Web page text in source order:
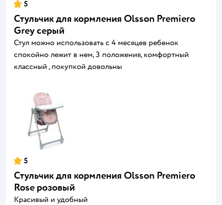
5
Стульчик для кормления Olsson Premiero
Grey серый
Стул можно использовать с 4 месяцев ребенок
спокойно лежит в нем, 3 положения, комфортный
классный , покупкой довольны
5
Стульчик для кормления Olsson Premiero
Rose розовый
Красивый и удобный